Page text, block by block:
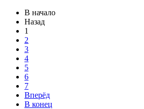
В начало
Назад
1
2
3
4
5
6
7
Вперёд
В конец